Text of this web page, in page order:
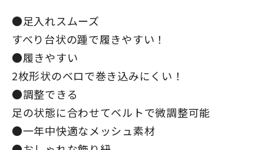
●足入れスムーズ
すべり台状の踵で履きやすい！
●履きやすい
2枚形状のベロで巻き込みにくい！
●調整できる
足の状態に合わせてベルトで微調整可能
●一年中快適なメッシュ素材